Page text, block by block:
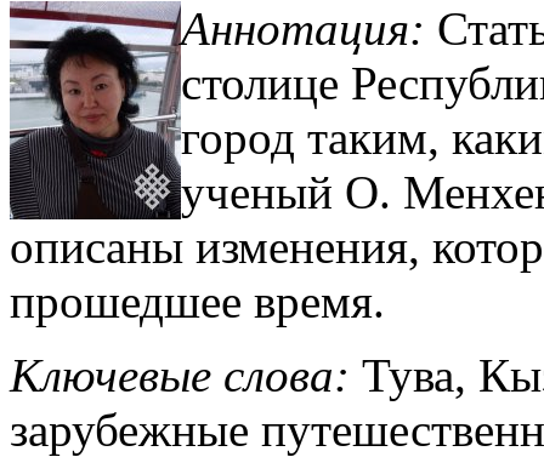
Аннотация:
столице
город таким,
ученый О.
описаны изменения,
прошедшее время.
Ключевые слова: Тува,
зарубежные